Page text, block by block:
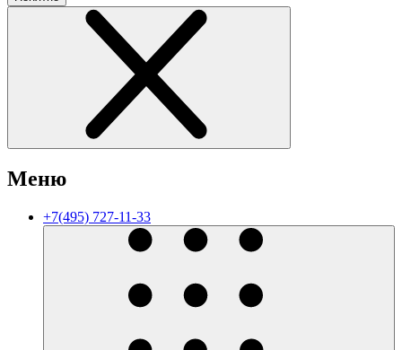
Меню
+7(495) 727-11-33